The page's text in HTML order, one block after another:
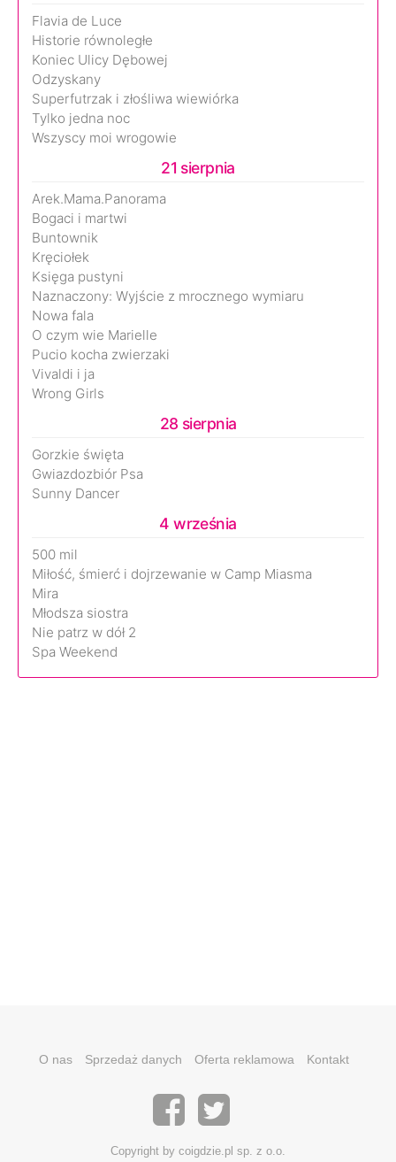
Flavia de Luce
Historie równoległe
Koniec Ulicy Dębowej
Odzyskany
Superfutrzak i złośliwa wiewiórka
Tylko jedna noc
Wszyscy moi wrogowie
21 sierpnia
Arek.Mama.Panorama
Bogaci i martwi
Buntownik
Kręciołek
Księga pustyni
Naznaczony: Wyjście z mrocznego wymiaru
Nowa fala
O czym wie Marielle
Pucio kocha zwierzaki
Vivaldi i ja
Wrong Girls
28 sierpnia
Gorzkie święta
Gwiazdozbiór Psa
Sunny Dancer
4 września
500 mil
Miłość, śmierć i dojrzewanie w Camp Miasma
Mira
Młodsza siostra
Nie patrz w dół 2
Spa Weekend
O nas Sprzedaż danych Oferta reklamowa Kontakt
Copyright by coigdzie.pl sp. z o.o.